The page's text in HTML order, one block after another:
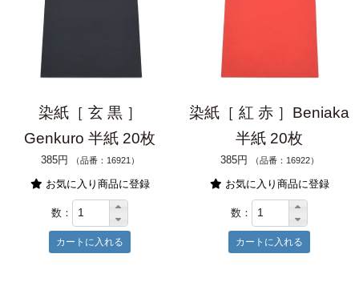
染紙［ 玄 黒 ］
Genkuro 半紙 20枚
385円 （品番：16921）
お気に入り商品に登録
数：
染紙［ 紅 赤 ］Beniaka
半紙 20枚
385円 （品番：16922）
お気に入り商品に登録
数：